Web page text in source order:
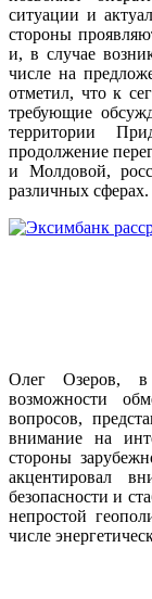
ситуации и
стороны
и, в случае
числе на
отметил, что к
требующие
территории
продолжение
и Молдовой,
различных сферах.
Олег Озеров, в
возможности
вопросов,
внимание на
стороны
акцентировал
безопасности и
непростой
числе